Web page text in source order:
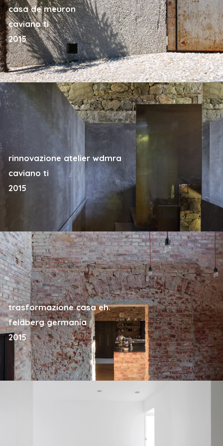
casa de meuron
caviano ti
2015
rinnovazione atelier wdmra
caviano ti
2015
trasformazione casa eh.
feldberg germania
2015